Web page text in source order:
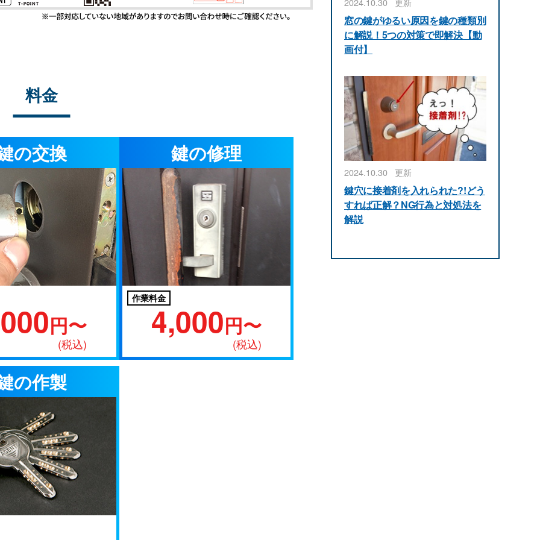
料金
の交換
円〜
(税込)
鍵の修理
作業料金
4,000円〜
(税込)
の作製
窓の鍵がゆるい原因を鍵の種類別
に解説！5つの対策で即解決【動
画付】
2024.10.30 更新
鍵穴に接着剤を入れられた?!どう
すれば正解？NG行為と対処法を
解説